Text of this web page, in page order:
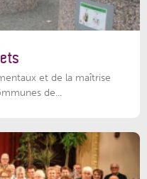
et de la maîtrise
de...